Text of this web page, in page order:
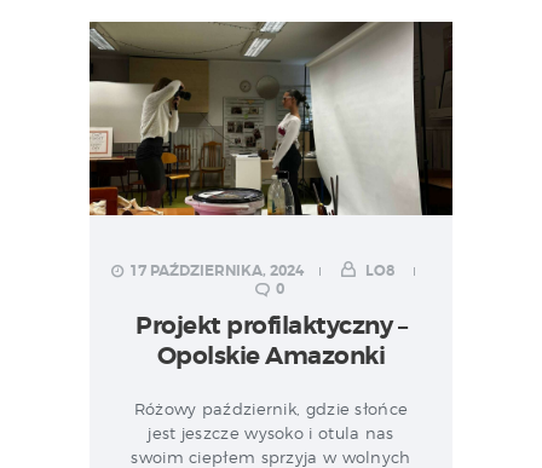
17 PAŹDZIERNIKA, 2024
LO8
0
Projekt profilaktyczny –
Opolskie Amazonki
Różowy październik, gdzie słońce
jest jeszcze wysoko i otula nas
swoim ciepłem sprzyja w wolnych